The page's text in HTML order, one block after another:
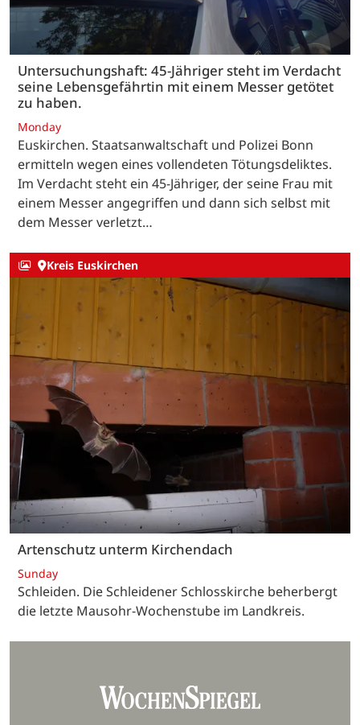
Untersuchungshaft: 45-Jähriger steht im Verdacht
seine Lebensgefährtin mit einem Messer getötet
zu haben.
Monday
Euskirchen. Staatsanwaltschaft und Polizei Bonn
ermitteln wegen eines vollendeten Tötungsdeliktes.
Im Verdacht steht ein 45-Jähriger, der seine Frau mit
einem Messer angegriffen und dann sich selbst mit
dem Messer verletzt…
Kreis Euskirchen
Artenschutz unterm Kirchendach
Sunday
Schleiden. Die Schleidener Schlosskirche beherbergt
die letzte Mausohr-Wochenstube im Landkreis.